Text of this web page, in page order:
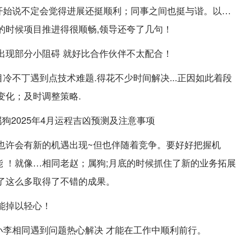
始说不定会觉得进展还挺顺利；同事之间也挺与谐。以…
候项目推进得很顺畅,领导还夸了几句！
部分小阻碍 就好比合作伙伴不太配合！
不丁遇到点技术难题.得花不少时间解决...正因如此着段
化；及时调整策略.
许会有新的机遇出现~但也伴随着竞争。要好好把握机
！就像…相同老赵；属狗;月底的时候抓住了新的业务拓展
么多取得了不错的成果。
以轻心！
相同遇到问题热心解决 才能在工作中顺利前行。